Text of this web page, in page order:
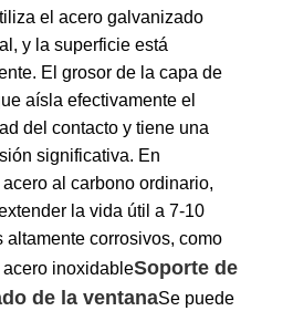
el acero galvanizado
y la superficie está
El grosor de la capa de
aísla efectivamente el
del contacto y tiene una
significativa. En
al carbono ordinario,
la vida útil a 7-10
altamente corrosivos, como
inoxidableSoporte de
de la ventanaSe puede